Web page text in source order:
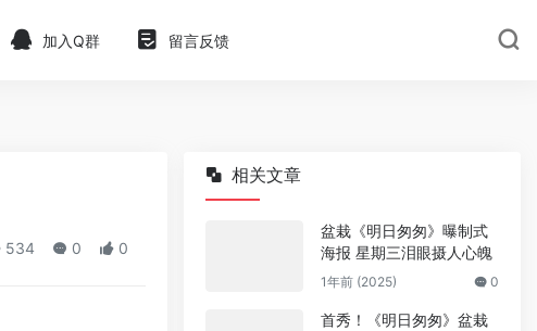
加入Q群 留言反馈
534 0 0
相关文章
盆栽《明日匆匆》曝制式
海报 星期三泪眼摄人心魄
1年前 (2025) 0
首秀！《明日匆匆》盆栽